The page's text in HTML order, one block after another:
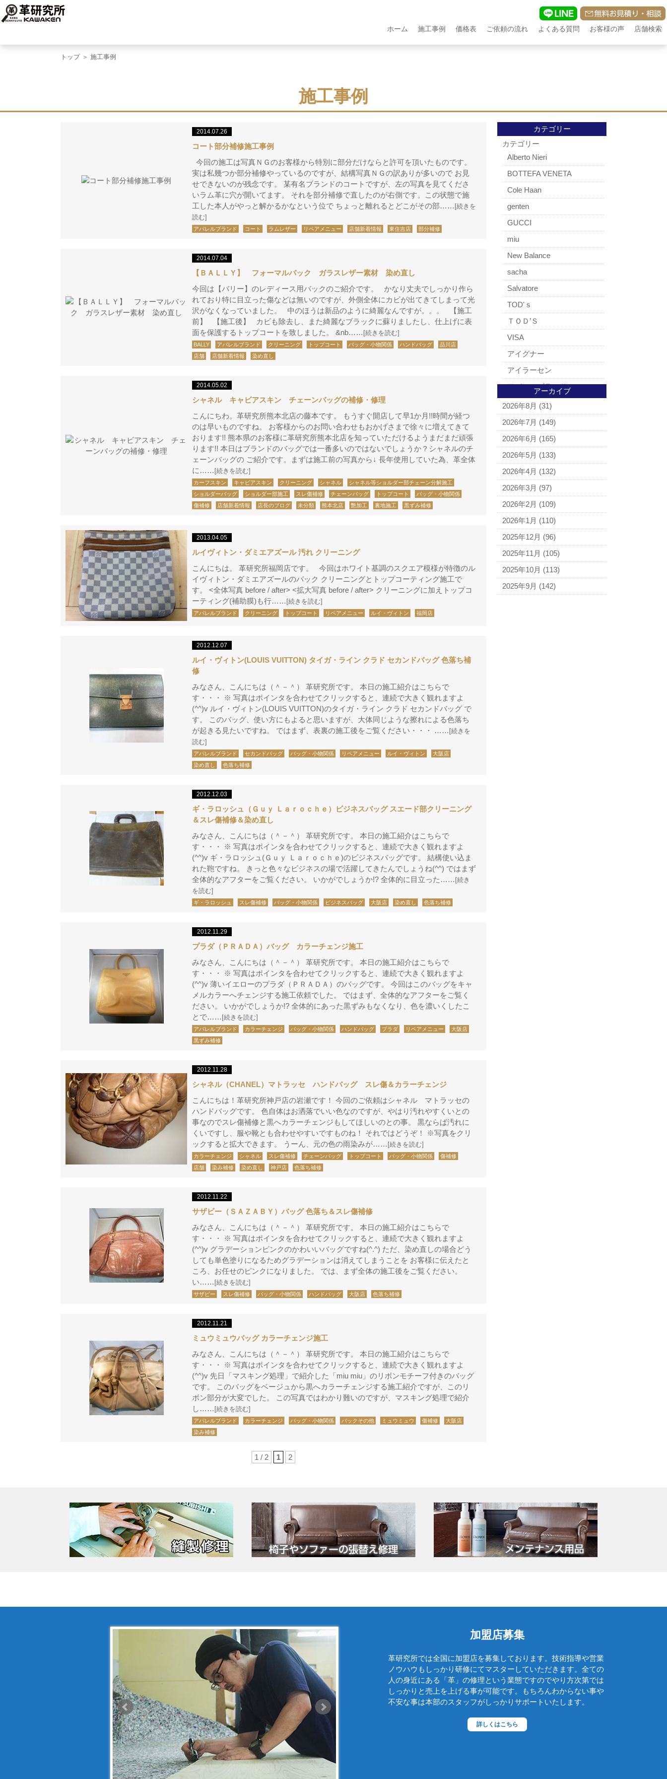
ホーム 施工事例 価格表 ご依頼の流れ よくある質問 お客様の声 店舗検索
トップ＞ 施工事例
施工事例
2014.07.26
コート部分補修施工事例
今回の施工は写真ＮＧのお客様から特別に部分だけならと許可を頂いたものです。
実は私幾つか部分補修やっているのですが、結構写真ＮＧの訳ありが多いので お見
せできないのが残念です。 某有名ブランドのコートですが、左の写真を見てくださ
いラム革に穴が開いてます。 それを部分補修で直したのが右側です。この状態で施
工した本人がやっと解かるかなという位で ちょっと離れるとどこがその部…… [続きを
読む]
アパレルブランド コート ラムレザー リペアメニュー 店舗新着情報 東住吉店 部分補修
2014.07.04
【ＢＡＬＬＹ】 フォーマルバック ガラスレザー素材 染め直し
今回は【バリー】のレディース用バックのご紹介です。 かなり丈夫でしっかり作ら
れており特に目立った傷などは無いのですが、外側全体にカビが出てきてしまって光
沢がなくなっていました。 中のほうは新品のように綺麗なんですが。。。 【施工
前】 【施工後】 カビも除去し、また綺麗なブラックに蘇りましたし、仕上げに表
面を保護するトップコートを致しました。 &nb…… [続きを読む]
BALLY アパレルブランド クリーニング トップコート バッグ・小物関係 ハンドバッグ
品川店
店舗
店舗新着情報 染め直し
2014.05.02
シャネル キャビアスキン チェーンバッグの補修・修理
こんにちわ。革研究所熊本北店の藤本です。 もうすぐ開店して早1か月!!時間が経つ
のは早いものですね。 お客様からのお問い合わせもおかげさまで徐々に増えてきて
おります!! 熊本県のお客様に革研究所熊本北店を知っていただけるようまだまだ頑張
ります!! 本日はブランドのバッグでは一番多いのではないでしょうか？シャネルのチ
ェーンバッグの ご紹介です。まずは施工前の写真から↓ 長年使用していた為、革全体
に…… [続きを読む]
カーフスキン キャビアスキン クリーニング シャネル
シャネル等ショルダー部チェーン分解施工
ショルダーバッグ
ショルダー部施工 スレ傷補修 チェーンバッグ トップコート
バッグ・小物関係
傷補修
店舗新着情報 店長のブログ 未分類 熊本北店 艶加工 裏地施工 黒ずみ補修
2013.04.05
ルイヴィトン・ダミエアズール 汚れ クリーニング
こんにちは。 革研究所福岡店です。 今回はホワイト基調のスクエア模様が特徴のル
イヴィトン・ダミエアズールのバック クリーニングとトップコーティング施工で
す。 <全体写真 before / after> <拡大写真 before / after> クリーニングに加えトップコ
ーティング(補助膜)も行…… [続きを読む]
アパレルブランド クリーニング トップコート リペアメニュー ルイ・ヴィトン 福岡店
2012.12.07
ルイ・ヴィトン(LOUIS VUITTON) タイガ・ライン クラド セカンドバッグ 色落ち補
修
みなさん、こんにちは（＾－＾） 革研究所です。 本日の施工紹介はこちらで
す・・・ ※ 写真はポインタを合わせてクリックすると、連続で大きく観れますよ
(^^)v ルイ・ヴィトン(LOUIS VUITTON)のタイガ・ライン クラド セカンドバッグ で
す。 このバッグ、使い方にもよると思いますが、大体同じような擦れによる色落ち
が起きる見たいですね。 ではまず、表裏の施工後をご覧ください・・・ …… [続きを
読む]
アパレルブランド セカンドバッグ バッグ・小物関係 リペアメニュー ルイ・ヴィトン
大阪店
染め直し
色落ち補修
2012.12.03
ギ・ラロッシュ（Ｇｕｙ Ｌａｒｏｃｈｅ）ビジネスバッグ スエード部クリーニング
＆スレ傷補修＆染め直し
みなさん、こんにちは（＾－＾） 革研究所です。 本日の施工紹介はこちらで
す・・・ ※ 写真はポインタを合わせてクリックすると、連続で大きく観れますよ
(^^)v ギ・ラロッシュ(Ｇｕｙ Ｌａｒｏｃｈｅ)のビジネスバッグです。 結構使い込ま
れた鞄ですね。 きっと色々なビジネスの場で活躍してきたんでしょうね(^^) ではまず
全体的なアフターをご覧ください。 いかがでしょうか!? 全体的に目立った…… [続き
を読む]
ギ・ラロッシュ スレ傷補修 バッグ・小物関係 ビジネスバッグ 大阪店 染め直し 色落ち補修
2012.11.29
プラダ（ＰＲＡＤＡ）バッグ カラーチェンジ施工
みなさん、こんにちは（＾－＾） 革研究所です。 本日の施工紹介はこちらで
す・・・ ※ 写真はポインタを合わせてクリックすると、連続で大きく観れますよ
(^^)v 薄いイエローのプラダ（ＰＲＡＤＡ）のバッグです。 今回はこのバッグをキャ
メルカラーへチェンジする施工依頼でした。 ではまず、全体的なアフターをご覧く
ださい。 いかがでしょうか!? 全体的にあった黒ずみもなくなり、色を濃いくしたこ
とで…… [続きを読む]
アパレルブランド カラーチェンジ バッグ・小物関係 ハンドバッグ プラダ リペアメニュー
大阪店
黒ずみ補修
2012.11.28
シャネル（CHANEL）マトラッセ ハンドバッグ スレ傷＆カラーチェンジ
こんにちは！革研究所神戸店の岩瀬です！ 今回のご依頼はシャネル マトラッセの
ハンドバッグです。 色自体はお洒落でいい色なのですが、やはり汚れやすくいとの
事なのでスレ傷補修と黒へカラーチェンジもしてほしいのとの事。 黒ならば汚れに
くいですし、服や靴とも合わせやすいですものね！ それではどうぞ！ ※写真をクリ
ックすると拡大できます。 うーん、元の色の雨染みが…… [続きを読む]
カラーチェンジ シャネル スレ傷補修 チェーンバッグ トップコート バッグ・小物関係
傷補修
店舗
染み補修 染め直し 神戸店 色落ち補修
2012.11.22
サザビー（ＳＡＺＡＢＹ）バッグ 色落ち＆スレ傷補修
みなさん、こんにちは（＾－＾） 革研究所です。 本日の施工紹介はこちらで
す・・・ ※ 写真はポインタを合わせてクリックすると、連続で大きく観れますよ
(^^)v グラデーションピンクのかわいいバッグですね(^.^) ただ、染め直しの場合どう
しても単色塗りになるためグラデーションは消えてしまうことを お客様に伝えたと
ころ、お任せのピンクになりました。 では、まず全体の施工後をご覧ください。
い…… [続きを読む]
サザビー スレ傷補修 バッグ・小物関係 ハンドバッグ 大阪店 色落ち補修
2012.11.21
ミュウミュウバッグ カラーチェンジ施工
みなさん、こんにちは（＾－＾） 革研究所です。 本日の施工紹介はこちらで
す・・・ ※ 写真はポインタを合わせてクリックすると、連続で大きく観れますよ
(^^)v 先日「マスキング処理」で紹介した「miu miu」のリボンモチーフ付きのバッグ
です。 このバッグをベージュから黒へカラーチェンジする施工紹介ですが、このリ
ボン部分が大変でした。 この写真ではわかり難いのですが、マスキング処理で紹介
し…… [続きを読む]
アパレルブランド カラーチェンジ バッグ・小物関係 バックその他 ミュウミュウ 傷補修
大阪店
染み補修
1 / 2 1 2
カテゴリー
カテゴリー
Alberto Nieri
BOTTEFA VENETA
Cole Haan
genten
GUCCI
miu
New Balance
sacha
Salvatore
TOD'ｓ
ＴＯＤ’Ｓ
VISA
アイグナー
アイラーセン
アパレルブランド
BALLY
ＵＧＧ
アナスイ
アニエスベー
アルマーニ
アレン・エドモンズ
アンナ モリナーリ
イブ・サンローラン
ヴェロ・キーオ
ウンガロ
エヴー
エミリオ・プッチ
エルメス
ダミエ
トバゴ キャリーオー
ル
モノグラム
ロエベ
ワイズ
アルフレックス
イベント・催事
お勧め商品
カッシーナ
カリモク
アーカイブ
2026年8月 (31)
2026年7月 (149)
2026年6月 (165)
2026年5月 (133)
2026年4月 (132)
2026年3月 (97)
2026年2月 (109)
2026年1月 (110)
2025年12月 (96)
2025年11月 (105)
2025年10月 (113)
2025年9月 (142)
加盟店募集
革研究所では全国に加盟店を募集しております。技術指導や営業
ノウハウもしっかり研修にてマスターしていただきます。全ての
人の身近にある「革」の修理という業態ですのでやり方次第では
しっかりと売上を上げる事が可能です。もちろんわからない事や
不安な事は本部のスタッフがしっかりサポートいたします。
詳しくはこちら